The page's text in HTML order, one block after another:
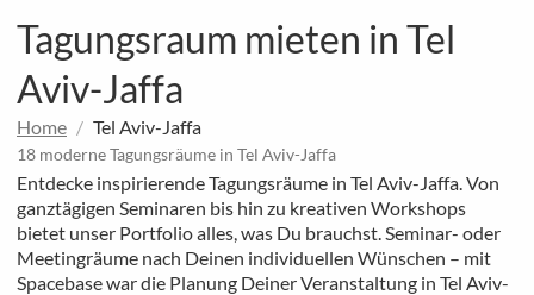
Tagungsraum mieten in Tel
Aviv-Jaffa
Home Tel Aviv-Jaffa
18 moderne Tagungsräume in Tel Aviv-Jaffa
Entdecke inspirierende Tagungsräume in Tel Aviv-Jaffa. Von
ganztägigen Seminaren bis hin zu kreativen Workshops
bietet unser Portfolio alles, was Du brauchst. Seminar- oder
Meetingräume nach Deinen individuellen Wünschen – mit
Spacebase war die Planung Deiner Veranstaltung in Tel Aviv-